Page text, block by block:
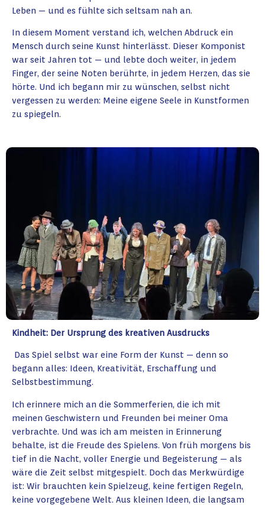
Leben — und es fühlte sich seltsam nah an.
In diesem Moment verstand ich, welchen Abdruck ein
Mensch durch seine Kunst hinterlässt. Dieser Komponist
war seit Jahren tot — und lebte doch weiter, in jedem
Finger, der seine Noten berührte, in jedem Herzen, das sie
hörte. Und ich begann mir zu wünschen, selbst nicht
vergessen zu werden: Meine eigene Seele in Kunstformen
zu spiegeln.
Kindheit: Der Ursprung des kreativen Ausdrucks
Das Spiel selbst war eine Form der Kunst — denn so
begann alles: Ideen, Kreativität, Erschaffung und
Selbstbestimmung.
Ich erinnere mich an die Sommerferien, die ich mit
meinen Geschwistern und Freunden bei meiner Oma
verbrachte. Und was ich am meisten in Erinnerung
behalte, ist die Freude des Spielens. Von früh morgens bis
tief in die Nacht, voller Energie und Begeisterung — als
wäre die Zeit selbst mitgespielt. Doch das Merkwürdige
ist: Wir brauchten kein Spielzeug, keine fertigen Regeln,
keine vorgegebene Welt. Aus kleinen Ideen, die langsam